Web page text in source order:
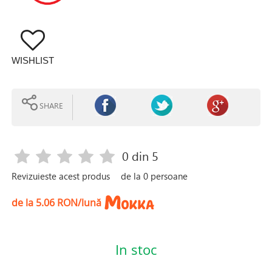
WISHLIST
SHARE
Revizuieste acest produs
0 din 5
de la0 persoane
de la 5.06 RON/lună
In stoc